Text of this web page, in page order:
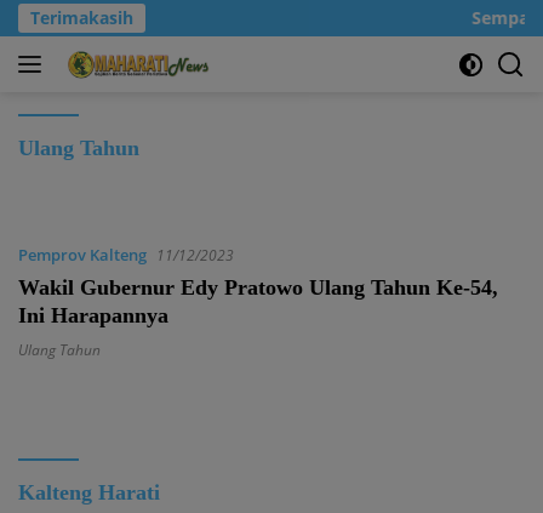
Langsung
ke
konten
Terimakasih
Ulang Tahun
Pemprov Kalteng 11/12/2023
Wakil Gubernur Edy Pratowo Ulang Tahun Ke-54,
Ini Harapannya
Ulang Tahun
Kalteng Harati